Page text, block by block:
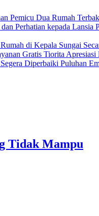
Dua Rumah
di Kepala Sungai
Tiorita Apresiasi
Puluhan
Tidak Mampu